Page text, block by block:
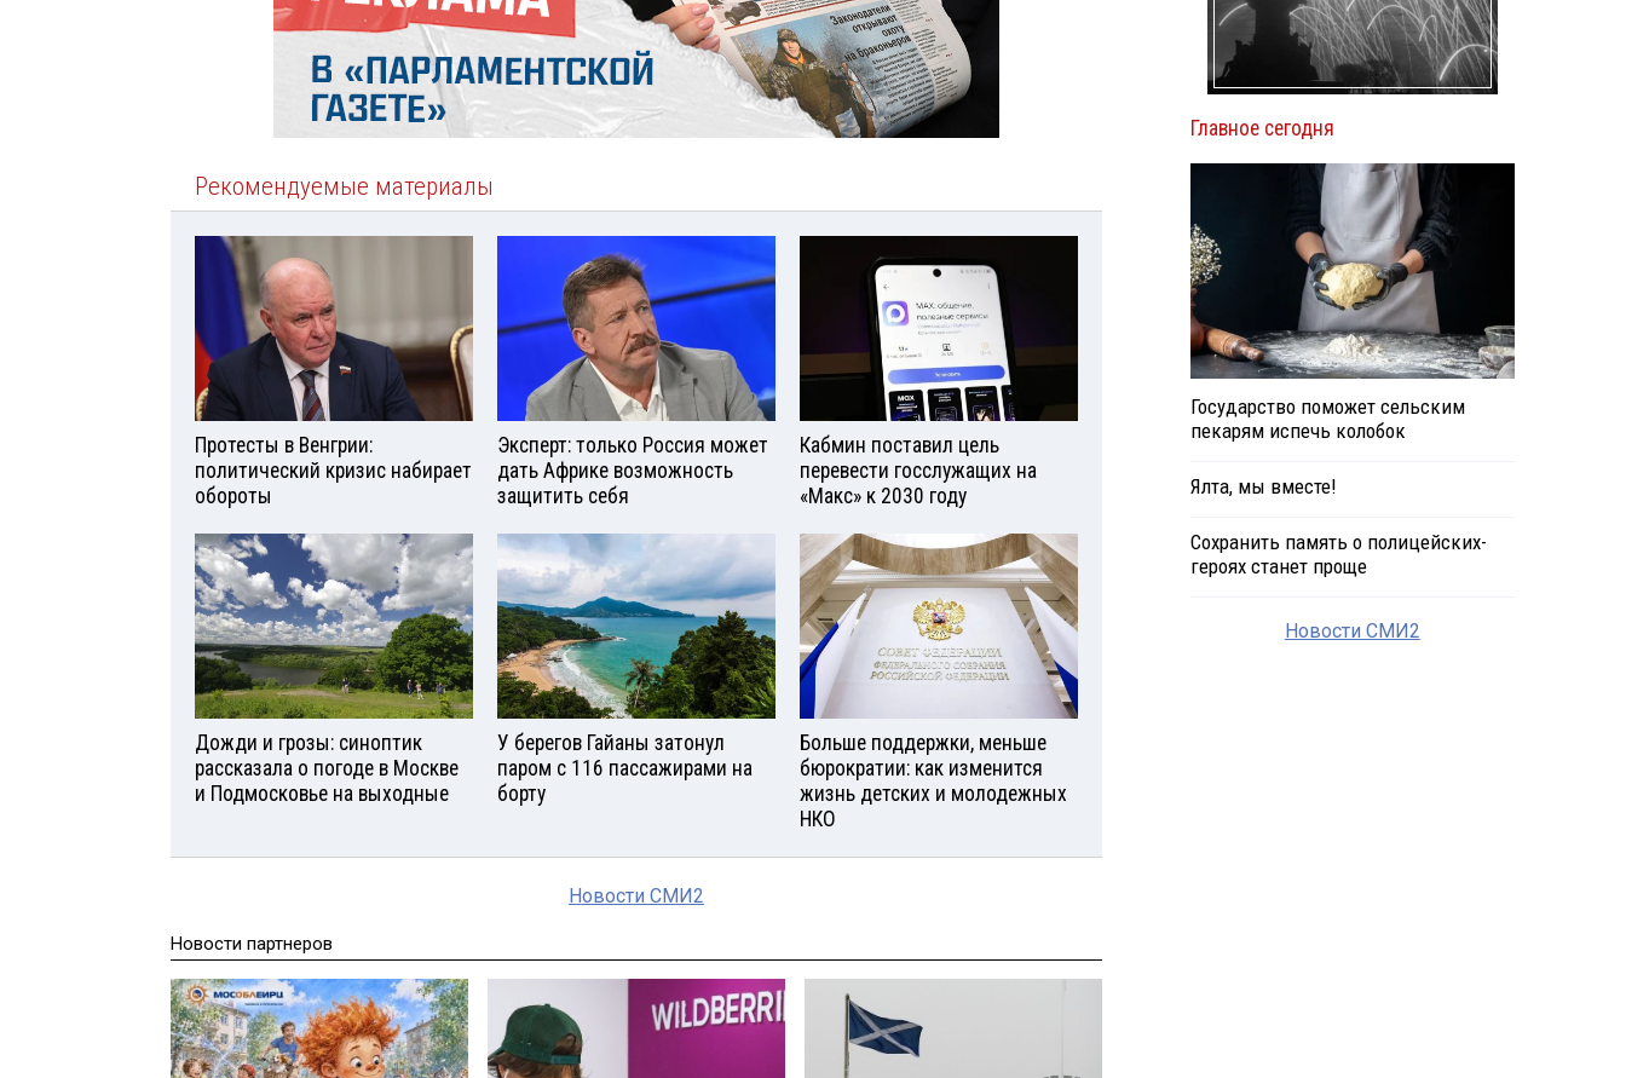
Рекомендуемые материалы
Протесты в Венгрии:
политический кризис набирает
обороты
Эксперт: только Россия может
дать Африке возможность
защитить себя
Кабмин поставил цель
перевести госслужащих на
«Макс» к 2030 году
Дожди и грозы: синоптик
рассказала о погоде в Москве
и Подмосковье на выходные
У берегов Гайаны затонул
паром с 116 пассажирами на
борту
Больше поддержки, меньше
бюрократии: как изменится
жизнь детских и молодежных
НКО
Новости СМИ2
Новости партнеров
Главное сегодня
Государство поможет сельским
пекарям испечь колобок
Ялта, мы вместе!
Сохранить память о полицейских-
героях станет проще
Новости СМИ2